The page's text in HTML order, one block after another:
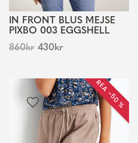
IN FRONT BLUS MEJSE
PIXBO 003 EGGSHELL
860kr 430kr
REA −50 %